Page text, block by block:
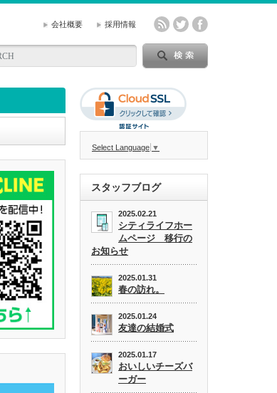
会社概要 採用情報
Select Language ▼
スタッフブログ
2025.02.21
シティライフホー
ムページ 移行の
お知らせ
2025.01.31
春の訪れ。
2025.01.24
友達の結婚式
2025.01.17
おいしいチーズバ
ーガー